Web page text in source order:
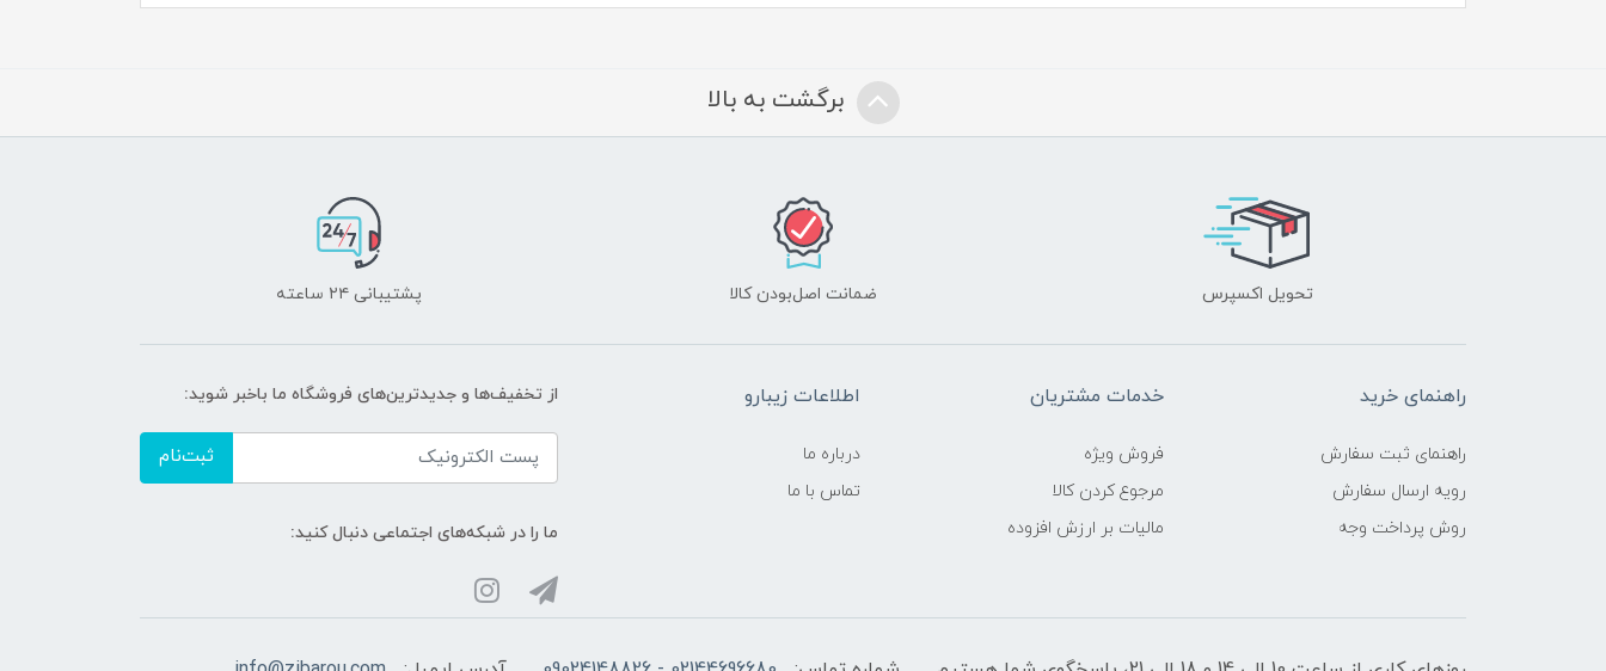
برگشت به بالا
تحویل اکسپرس ضمانت اصل‌بودن کالا پشتیبانی ۲۴ ساعته
راهنمای خرید
راهنمای ثبت سفارش
رویه ارسال سفارش
روش پرداخت وجه
خدمات مشتریان
فروش ویژه
مرجوع کردن کالا
مالیات بر ارزش افزوده
اطلاعات زیبارو
درباره ما
تماس با ما
از تخفیف‌ها و جدیدترین‌های فروشگاه ما باخبر شوید:
ثبت‌نام
ما را در شبکه‌های اجتماعی دنبال کنید: